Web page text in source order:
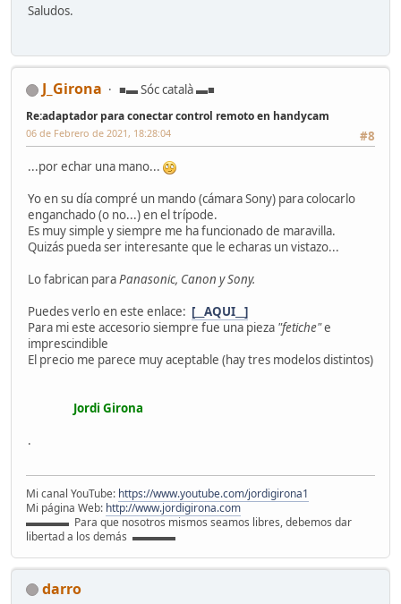
Saludos.
J_Girona ■▬ Sóc català ▬■
Re:adaptador para conectar control remoto en handycam
#8
06 de Febrero de 2021, 18:28:04
...por echar una mano...
Yo en su día compré un mando (cámara Sony) para colocarlo
enganchado (o no...) en el trípode.
Es muy simple y siempre me ha funcionado de maravilla.
Quizás pueda ser interesante que le echaras un vistazo...
Lo fabrican paraPanasonic, Canon y Sony.
Puedes verlo en este enlace: [__AQUI__]
Para mi este accesorio siempre fue una pieza "fetiche"e
imprescindible
El precio me parece muy aceptable (hay tres modelos distintos)
Jordi Girona
.
Mi canal YouTube: https://www.youtube.com/jordigirona1
Mi página Web: http://www.jordigirona.com
▬▬▬▬ Para que nosotros mismos seamos libres, debemos dar
libertad a los demás ▬▬▬▬
darro